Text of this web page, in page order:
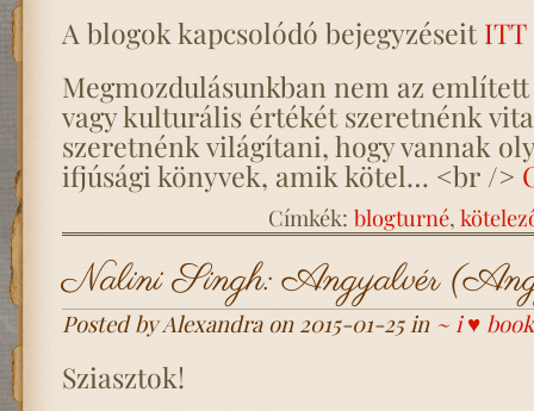
A blogok kapcsolódó bejegyzéseitITT
Megmozdulásunkban nem az
vagy kulturális értékét szeretnénk
szeretnénk világítani, hogy vannak
ifjúsági könyvek, amik kötel… <br />
Címkék: blogturné,
Nalini Singh: Angyalvér
Posted by Alexandra on 2015-01-25 in ~ i ♥
Sziasztok!